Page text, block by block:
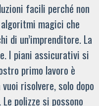
facili perché non
magici che
di un’imprenditore. La
I piani assicurativi si
primo lavoro è
risolvere, solo dopo
polizze si possono